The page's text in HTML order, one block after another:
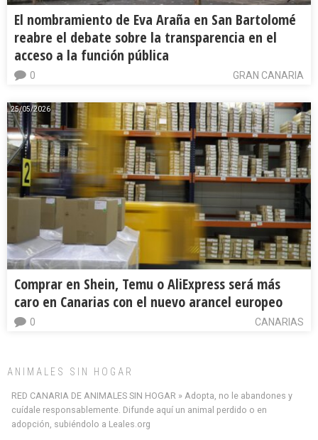
El nombramiento de Eva Araña en San Bartolomé
reabre el debate sobre la transparencia en el
acceso a la función pública
GRAN CANARIA
0
25/05/2026
Comprar en Shein, Temu o AliExpress será más
caro en Canarias con el nuevo arancel europeo
CANARIAS
0
ANIMALES SIN HOGAR
RED CANARIA DE ANIMALES SIN HOGAR » Adopta, no le abandones y
cuídale responsablemente. Difunde aquí un animal perdido o en
adopción, subiéndolo a Leales.org